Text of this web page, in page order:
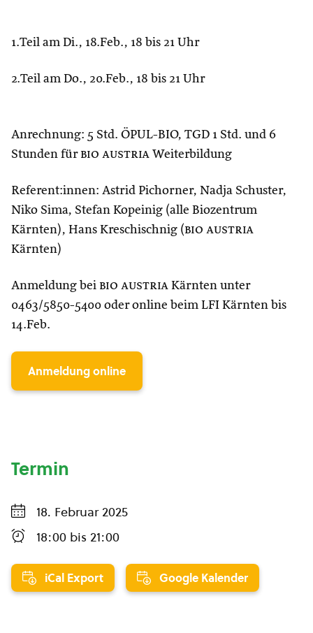
1.Teil am Di., 18.Feb., 18 bis 21 Uhr
2.Teil am Do., 20.Feb., 18 bis 21 Uhr
Anrechnung: 5 Std. ÖPUL-BIO, TGD 1 Std. und 6
Stunden für bio austria Weiterbildung
Referent:innen: Astrid Pichorner, Nadja Schuster,
Niko Sima, Stefan Kopeinig (alle Biozentrum
Kärnten), Hans Kreschischnig (bio austria
Kärnten)
Anmeldung bei bio austria Kärnten unter
0463/5850-5400 oder online beim LFI Kärnten bis
14.Feb.
Anmeldung online
Termin
18. Februar 2025
18:00 bis 21:00
iCal Export Google Kalender